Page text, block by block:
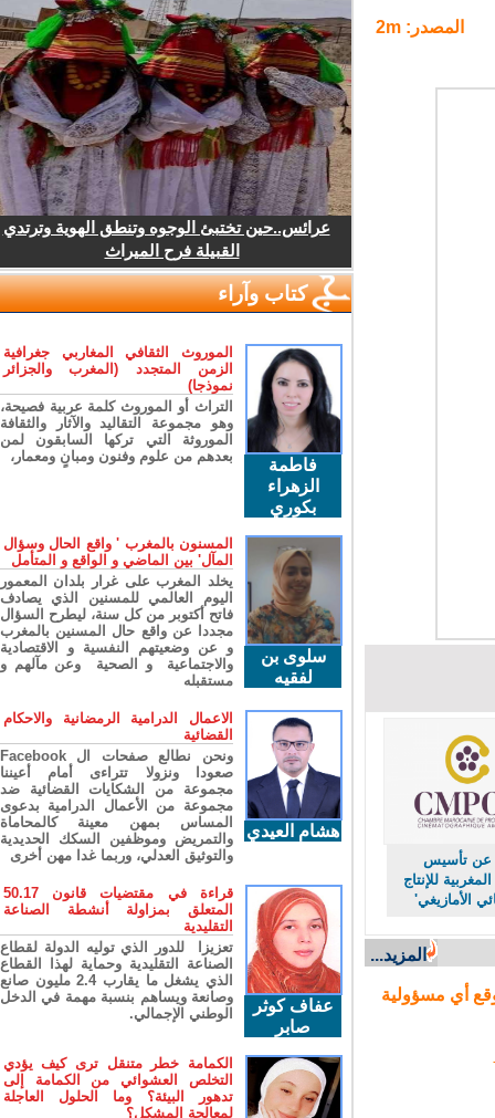
المصدر: 2m
عن تأسيس
للإنتاج
الأمازيغي'
المزيد...
أي مسؤولية
عرائس..حين تختبئ الوجوه وتنطق الهوية وترتدي
القبيلة فرح الميراث
كتاب وآراء
فاطمة
الزهراء
بكوري
الموروث الثقافي المغاربي جغرافية
الزمن المتجدد (المغرب والجزائر
نموذجا)
التراث أو الموروث كلمة عربية فصيحة،
وهو مجموعة التقاليد والآثار والثقافة
الموروثة التي تركها السابقون لمن
بعدهم من علوم وفنون ومبانٍ ومعمار،
سلوى بن
لفقيه
المسنون بالمغرب ' واقع الحال وسؤال
المآل' بين الماضي و الواقع و المتأمل
يخلد المغرب على غرار بلدان المعمور
اليوم العالمي للمسنين الذي يصادف
فاتح أكتوبر من كل سنة، ليطرح السؤال
مجددا عن واقع حال المسنين بالمغرب
و عن وضعيتهم النفسية و الاقتصادية
والاجتماعية و الصحية وعن مآلهم و
مستقبله
هشام العيدي
الاعمال الدرامية الرمضانية والاحكام
القضائية
ونحن نطالع صفحات ال Facebook
صعودا ونزولا تتراءى أمام أعيننا
مجموعة من الشكايات القضائية ضد
مجموعة من الأعمال الدرامية بدعوى
المساس بمهن معينة كالمحاماة
والتمريض وموظفين السكك الحديدية
والتوثيق العدلي، وربما غدا مهن أخرى
عفاف كوثر
صابر
قراءة في مقتضيات قانون 50.17
المتعلق بمزاولة أنشطة الصناعة
التقليدية
تعزيزا للدور الذي توليه الدولة لقطاع
الصناعة التقليدية وحماية لهذا القطاع
الذي يشغل ما يقارب 2.4 مليون صانع
وصانعة ويساهم بنسبة مهمة في الدخل
الوطني الإجمالي.
الكمامة خطر متنقل ترى كيف يؤدي
التخلص العشوائي من الكمامة إلى
تدهور البيئة؟ وما الحلول العاجلة
لمعالجة المشكل؟